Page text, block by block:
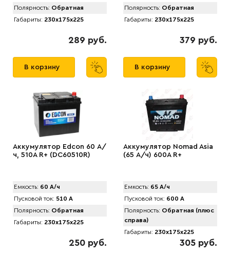
Полярность: Обратная
Габариты: 230x175x225
289 руб.
В корзину
Полярность: Обратная
Габариты: 230x175x225
379 руб.
В корзину
Аккумулятор Edcon 60 А/
ч, 510A R+ (DC60510R)
Емкость: 60 А/ч
Пусковой ток: 510 А
Полярность: Обратная
Габариты: 230x175x225
250 руб.
Аккумулятор Nomad Asia
(65 А/ч) 600A R+
Емкость: 65 А/ч
Пусковой ток: 600 А
Полярность: Обратная (плюс
справа)
Габариты: 230x175x225
305 руб.